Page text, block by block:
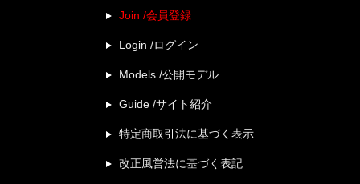
Join /会員登録
Login /ログイン
Models /公開モデル
Guide /サイト紹介
特定商取引法に基づく表示
改正風営法に基づく表記